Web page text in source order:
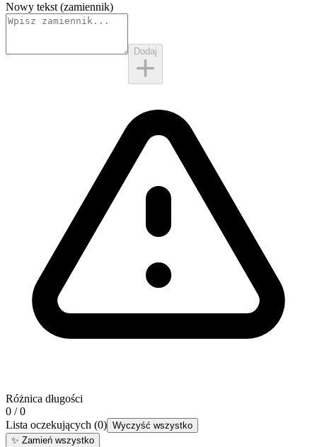
Nowy tekst (zamiennik)
Dodaj
Różnica długości
0 / 0
Lista oczekujących (0) Wyczyść wszystko
✨ Zamień wszystko